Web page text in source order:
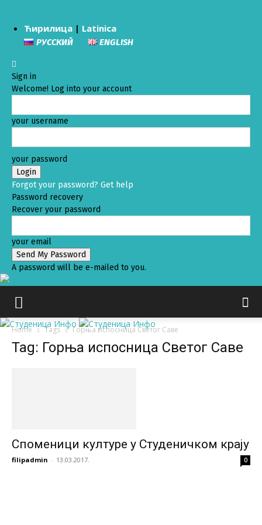
Ћирилица | Latinica
РУССКИЙ ENGLISH
Sign in
Welcome! Log into your account
your username
your password
Forgot your password? Get help
Password recovery
Recover your password
your email
A password will be e-mailed to you.
Home Tags Горња испосница Светог Саве
Tag: Горња испосница Светог Саве
Споменици културе у Студеничком крају
filipadmin - 13.03.2017. 0